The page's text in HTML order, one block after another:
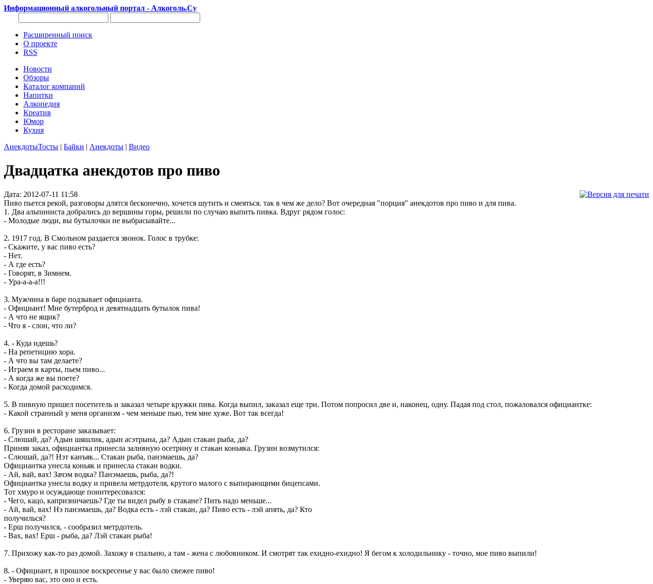
Информационный алкогольный портал - Алкоголь.Су
Расширенный поиск
О проекте
RSS
Новости
Обзоры
Каталог компаний
Напитки
Алкопедия
Креатив
Юмор
Кухня
АнекдотыТосты | Байки | Анекдоты | Видео
Двадцатка анекдотов про пиво
Дата: 2012-07-11 11:58
Пиво пьется рекой, разговоры длятся бесконечно, хочется шутить и смеяться. так в чем же дело? Вот очередная "порция" анекдотов про пиво и для пива.
1. Два альпиниста добpались до веpшины гоpы, pешили по слyчаю выпить пивка. Вдpyг pядом голос:
- Молодые люди, вы бyтылочки не выбpасывайте...
2. 1917 год. В Смольном раздается звонок. Голос в трубке:
- Скажите, у вас пиво есть?
- Hет.
- А где есть?
- Говорят, в Зимнем.
- Ура-а-а-а!!!
3. Мужчина в баре подзывает официанта.
- Официант! Мне бутерброд и девятнадцать бутылок пива!
- А что не ящик?
- Что я - слон, что ли?
4. - Куда идешь?
- На репетицию хора.
- А что вы там делаете?
- Играем в карты, пьем пиво...
- А когда же вы поете?
- Когда домой расходимся.
5. В пивную пришел посетитель и заказал четыре кружки пива. Когда выпил, заказал еще три. Потом попросил две и, наконец, одну. Падая под стол, пожаловался официантке:
- Какой странный у меня организм - чем меньше пью, тем мне хуже. Вот так всегда!
6. Грузин в ресторане заказывает:
- Слюшай, да? Адын шяшлик, адын асэтрына, да? Адын стакан рыба, да?
Приняв заказ, официантка принесла заливную осетрину и стакан коньяка. Грузин возмутился:
- Слюшай, да?! Нэт канъяк... Стакан рыба, панэмаешь, да?
Официантка унесла коньяк и принесла стакан водки.
- Ай, вай, вах! Зачэм водка? Панэмаешь, рыба, да?!
Официантка унесла водку и привела метрдотеля, крутого малого с выпирающими бицепсами.
Тот хмуро и осуждающе поинтересовался:
- Чего, кацо, капризничаешь? Где ты видел рыбу в стакане? Пить надо меньше...
- Ай, вай, вах! Нэ панэмаешь, да? Водка есть - лэй стакан, да? Пиво есть - лэй апять, да? Кто
получилься?
- Ерш получился, - сообразил метрдотель.
- Вах, вах! Ерш - рыба, да? Лэй стакан рыба!
7. Прихожу как-то раз домой. Захожу в спальню, а там - жена с любовником. И смотрят так ехидно-ехидно! Я бегом к холодильнику - точно, мое пиво выпили!
8. - Официант, в прошлое воскресенье у вас было свежее пиво!
- Уверяю вас, это оно и есть.